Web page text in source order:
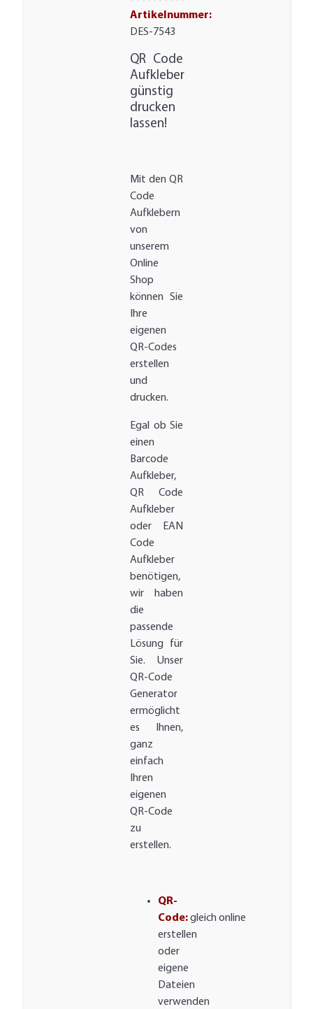
Artikelnummer:
DES-7543
QR Code
Aufkleber
günstig
drucken
lassen!
Mit den QR
Code
Aufklebern
von
unserem
Online
Shop
können Sie
Ihre
eigenen
QR-Codes
erstellen
und
drucken.
Egal ob Sie
einen
Barcode
Aufkleber,
QR Code
Aufkleber
oder EAN
Code
Aufkleber
benötigen,
wir haben
die
passende
Lösung für
Sie. Unser
QR-Code
Generator
ermöglicht
es Ihnen,
ganz
einfach
Ihren
eigenen
QR-Code
zu
erstellen.
QR-
Code:gleich online
erstellen
oder
eigene
Dateien
verwenden